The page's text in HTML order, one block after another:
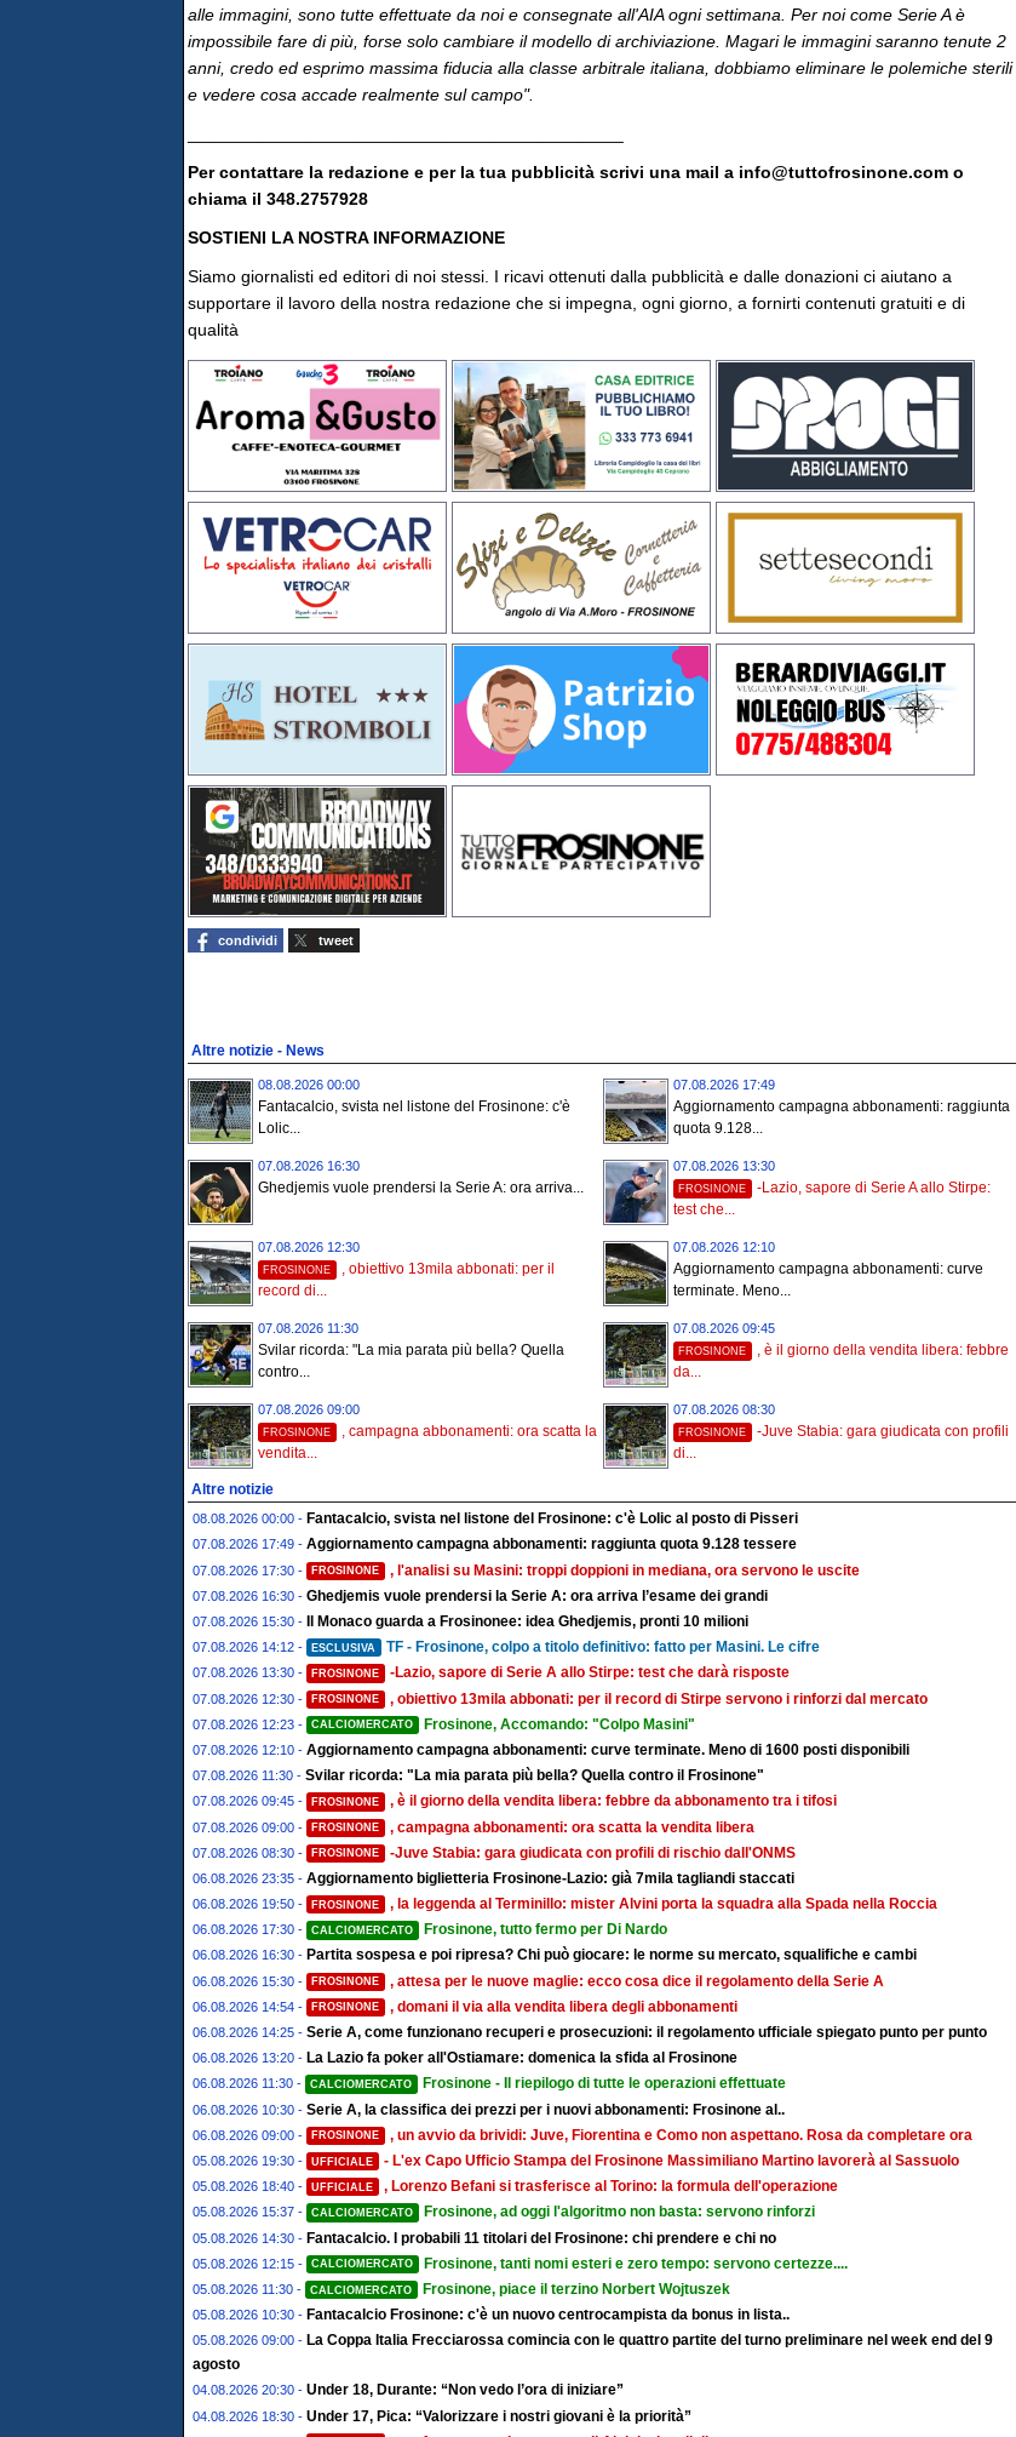
alle immagini, sono tutte effettuate da noi e consegnate all'AIA ogni settimana. Per noi come Serie A è
impossibile fare di più, forse solo cambiare il modello di archiviazione. Magari le immagini saranno tenute 2
anni, credo ed esprimo massima fiducia alla classe arbitrale italiana, dobbiamo eliminare le polemiche sterili
e vedere cosa accade realmente sul campo".
Per contattare la redazione e per la tua pubblicità scrivi una mail a info@tuttofrosinone.com o
chiama il 348.2757928
SOSTIENI LA NOSTRA INFORMAZIONE
Siamo giornalisti ed editori di noi stessi. I ricavi ottenuti dalla pubblicità e dalle donazioni ci aiutano a
supportare il lavoro della nostra redazione che si impegna, ogni giorno, a fornirti contenuti gratuiti e di
qualità
condividi tweet
Altre notizie - News
08.08.2026 00:00
Fantacalcio, svista nel listone del Frosinone: c'è
Lolic...
07.08.2026 17:49
Aggiornamento campagna abbonamenti: raggiunta
quota 9.128...
07.08.2026 16:30
Ghedjemis vuole prendersi la Serie A: ora arriva...
07.08.2026 13:30
FROSINONE
-Lazio, sapore di Serie A allo Stirpe:
test che...
07.08.2026 12:30
FROSINONE
, obiettivo 13mila abbonati: per il
record di...
07.08.2026 12:10
Aggiornamento campagna abbonamenti: curve
terminate. Meno...
07.08.2026 11:30
Svilar ricorda: "La mia parata più bella? Quella
contro...
07.08.2026 09:45
FROSINONE
, è il giorno della vendita libera: febbre
da...
07.08.2026 09:00
FROSINONE
, campagna abbonamenti: ora scatta la
vendita...
07.08.2026 08:30
FROSINONE
-Juve Stabia: gara giudicata con profili
di...
Altre notizie
08.08.2026 00:00 - Fantacalcio, svista nel listone del Frosinone: c'è Lolic al posto di Pisseri
07.08.2026 17:49 - Aggiornamento campagna abbonamenti: raggiunta quota 9.128 tessere
07.08.2026 17:30 - FROSINONE , l'analisi su Masini: troppi doppioni in mediana, ora servono le uscite
07.08.2026 16:30 - Ghedjemis vuole prendersi la Serie A: ora arriva l’esame dei grandi
07.08.2026 15:30 - Il Monaco guarda a Frosinonee: idea Ghedjemis, pronti 10 milioni
07.08.2026 14:12 - ESCLUSIVA TF - Frosinone, colpo a titolo definitivo: fatto per Masini. Le cifre
07.08.2026 13:30 - FROSINONE -Lazio, sapore di Serie A allo Stirpe: test che darà risposte
07.08.2026 12:30 - FROSINONE , obiettivo 13mila abbonati: per il record di Stirpe servono i rinforzi dal mercato
07.08.2026 12:23 - CALCIOMERCATO Frosinone, Accomando: "Colpo Masini"
07.08.2026 12:10 - Aggiornamento campagna abbonamenti: curve terminate. Meno di 1600 posti disponibili
07.08.2026 11:30 - Svilar ricorda: "La mia parata più bella? Quella contro il Frosinone"
07.08.2026 09:45 - FROSINONE , è il giorno della vendita libera: febbre da abbonamento tra i tifosi
07.08.2026 09:00 - FROSINONE , campagna abbonamenti: ora scatta la vendita libera
07.08.2026 08:30 - FROSINONE -Juve Stabia: gara giudicata con profili di rischio dall'ONMS
06.08.2026 23:35 - Aggiornamento biglietteria Frosinone-Lazio: già 7mila tagliandi staccati
06.08.2026 19:50 - FROSINONE , la leggenda al Terminillo: mister Alvini porta la squadra alla Spada nella Roccia
06.08.2026 17:30 - CALCIOMERCATO Frosinone, tutto fermo per Di Nardo
06.08.2026 16:30 - Partita sospesa e poi ripresa? Chi può giocare: le norme su mercato, squalifiche e cambi
06.08.2026 15:30 - FROSINONE , attesa per le nuove maglie: ecco cosa dice il regolamento della Serie A
06.08.2026 14:54 - FROSINONE , domani il via alla vendita libera degli abbonamenti
06.08.2026 14:25 - Serie A, come funzionano recuperi e prosecuzioni: il regolamento ufficiale spiegato punto per punto
06.08.2026 13:20 - La Lazio fa poker all'Ostiamare: domenica la sfida al Frosinone
06.08.2026 11:30 - CALCIOMERCATO Frosinone - Il riepilogo di tutte le operazioni effettuate
06.08.2026 10:30 - Serie A, la classifica dei prezzi per i nuovi abbonamenti: Frosinone al..
06.08.2026 09:00 - FROSINONE , un avvio da brividi: Juve, Fiorentina e Como non aspettano. Rosa da completare ora
05.08.2026 19:30 - UFFICIALE - L'ex Capo Ufficio Stampa del Frosinone Massimiliano Martino lavorerà al Sassuolo
05.08.2026 18:40 - UFFICIALE , Lorenzo Befani si trasferisce al Torino: la formula dell'operazione
05.08.2026 15:37 - CALCIOMERCATO Frosinone, ad oggi l'algoritmo non basta: servono rinforzi
05.08.2026 14:30 - Fantacalcio. I probabili 11 titolari del Frosinone: chi prendere e chi no
05.08.2026 12:15 - CALCIOMERCATO Frosinone, tanti nomi esteri e zero tempo: servono certezze....
05.08.2026 11:30 - CALCIOMERCATO Frosinone, piace il terzino Norbert Wojtuszek
05.08.2026 10:30 - Fantacalcio Frosinone: c'è un nuovo centrocampista da bonus in lista..
05.08.2026 09:00 - La Coppa Italia Frecciarossa comincia con le quattro partite del turno preliminare nel week end del 9
agosto
04.08.2026 20:30 - Under 18, Durante: “Non vedo l’ora di iniziare”
04.08.2026 18:30 - Under 17, Pica: “Valorizzare i nostri giovani è la priorità”